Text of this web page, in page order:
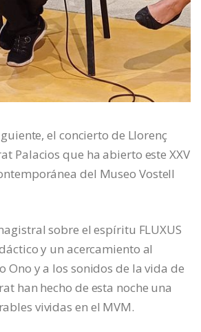
el concierto de Llorenç
Palacios que ha abierto este XXV
del Museo Vostell
sobre el espíritu FLUXUS
y un acercamiento al
Ono y a los sonidos de la vida de
han hecho de esta noche una
vividas en el MVM.